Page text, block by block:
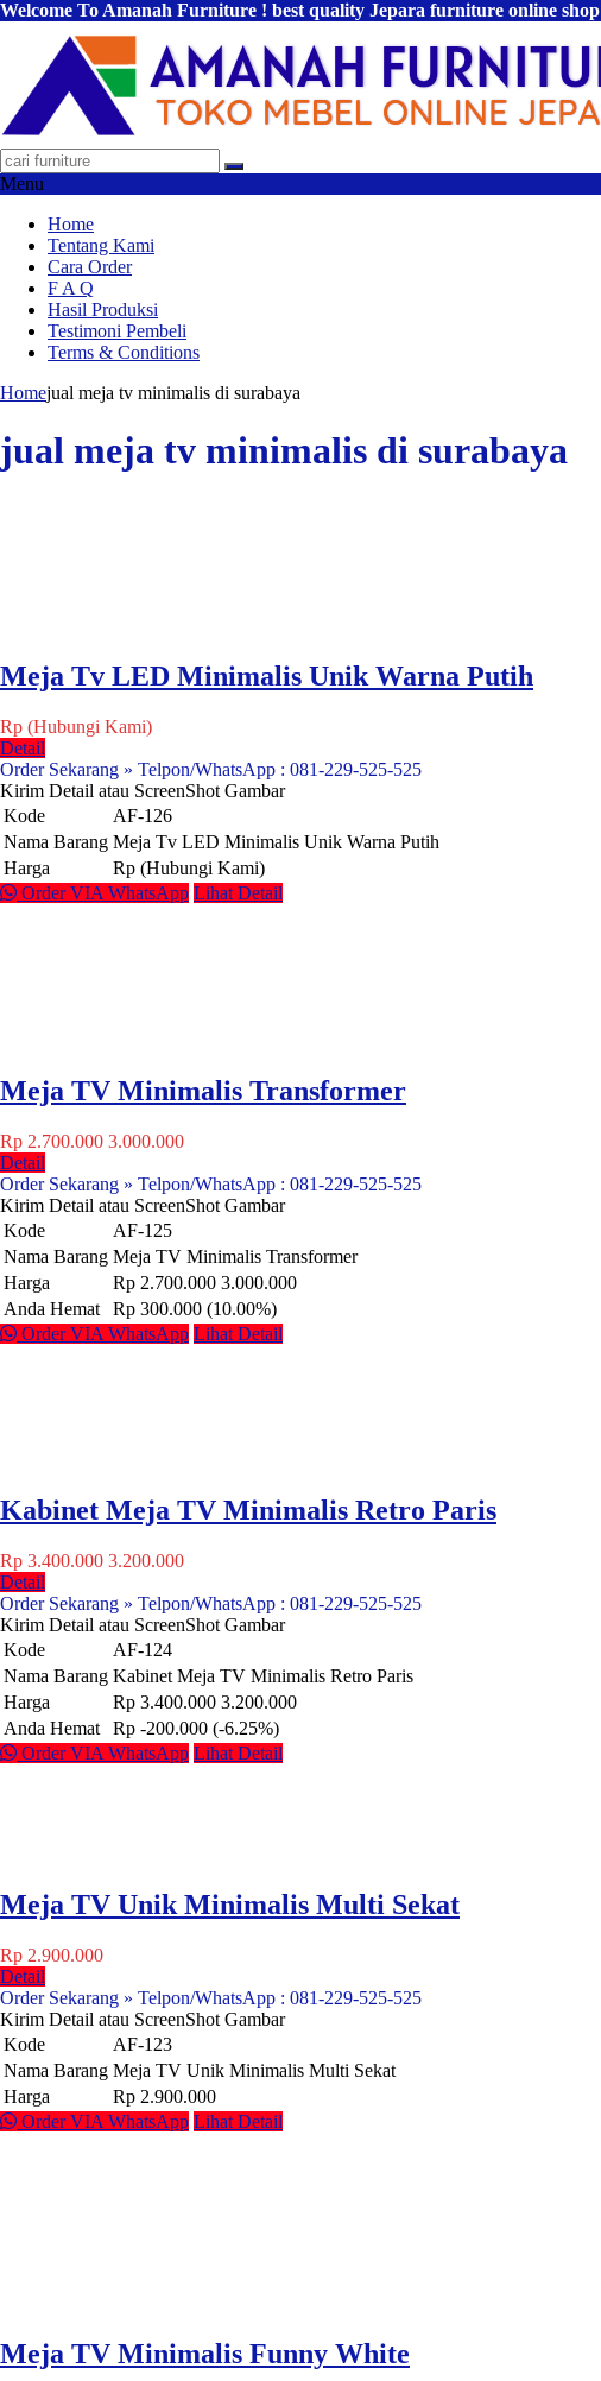
Welcome To Amanah Furniture ! best quality Jepara furniture online shop
Menu
Home
Tentang Kami
Cara Order
F A Q
Hasil Produksi
Testimoni Pembeli
Terms & Conditions
Homejual meja tv minimalis di surabaya
jual meja tv minimalis di surabaya
Meja Tv LED Minimalis Unik Warna Putih
Rp (Hubungi Kami)
Detail
Order Sekarang » Telpon/WhatsApp : 081-229-525-525
Kirim Detail atau ScreenShot Gambar
Kode
AF-126
Nama Barang Meja Tv LED Minimalis Unik Warna Putih
Harga
Rp (Hubungi Kami)
Order VIA WhatsApp Lihat Detail
Meja TV Minimalis Transformer
Rp 2.700.000 3.000.000
Detail
Order Sekarang » Telpon/WhatsApp : 081-229-525-525
Kirim Detail atau ScreenShot Gambar
Kode
AF-125
Nama Barang Meja TV Minimalis Transformer
Harga
Rp 2.700.000 3.000.000
Anda Hemat
Rp 300.000 (10.00%)
Order VIA WhatsApp Lihat Detail
Kabinet Meja TV Minimalis Retro Paris
Rp 3.400.000 3.200.000
Detail
Order Sekarang » Telpon/WhatsApp : 081-229-525-525
Kirim Detail atau ScreenShot Gambar
Kode
AF-124
Nama Barang Kabinet Meja TV Minimalis Retro Paris
Harga
Rp 3.400.000 3.200.000
Anda Hemat
Rp -200.000 (-6.25%)
Order VIA WhatsApp Lihat Detail
Meja TV Unik Minimalis Multi Sekat
Rp 2.900.000
Detail
Order Sekarang » Telpon/WhatsApp : 081-229-525-525
Kirim Detail atau ScreenShot Gambar
Kode
AF-123
Nama Barang Meja TV Unik Minimalis Multi Sekat
Harga
Rp 2.900.000
Order VIA WhatsApp Lihat Detail
Meja TV Minimalis Funny White